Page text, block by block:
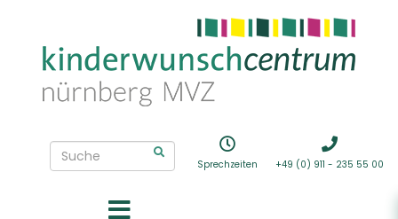
Sprechzeiten +49 (0) 911 - 235 55 00